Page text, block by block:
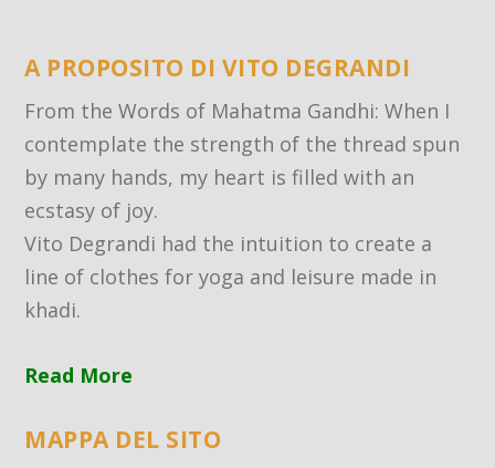
A PROPOSITO DI VITO DEGRANDI
From the Words of Mahatma Gandhi: When I
contemplate the strength of the thread spun
by many hands, my heart is filled with an
ecstasy of joy.
Vito Degrandi had the intuition to create a
line of clothes for yoga and leisure made in
khadi.
Read More
MAPPA DEL SITO